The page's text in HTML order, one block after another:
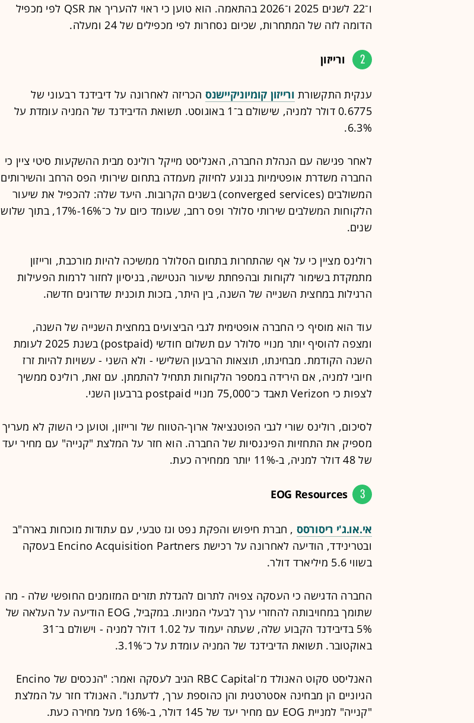
ו־22 לשנים 2025 ו־2026 בהתאמה. הוא טוען כי ראוי להעריך את QSR לפי מכפיל
הדומה לזה של המתחרות, שכיום נסחרות לפי מכפילים של 24 ומעלה.
2 ורייזון
ענקית התקשורת ורייזון קומיוניקיישנס הכריזה לאחרונה על דיבידנד רבעוני של
0.6775 דולר למניה, שישולם ב־1 באוגוסט. תשואת הדיבידנד של המניה עומדת על
6.3%.
לאחר פגישה עם הנהלת החברה, האנליסט מייקל רולינס מבית ההשקעות סיטי ציין כי
החברה משדרת אופטימיות בנוגע לחיזוק מעמדה בתחום שירותי הפס הרחב והשירותים
המשולבים (converged services) בשנים הקרובות. היעד שלה: להכפיל את שיעור
הלקוחות המשלבים שירותי סלולר ופס רחב, שעומד כיום על כ־16%-17%, בתוך שלוש
שנים.
רולינס מציין כי על אף שהתחרות בתחום הסלולר ממשיכה להיות מורכבת, ורייזון
מתמקדת בשימור לקוחות ובהפחתת שיעור הנטישה, בניסיון לחזור לרמות הפעילות
הרגילות במחצית השנייה של השנה, בין היתר, בזכות תוכנית שדרוגים חדשה.
עוד הוא מוסיף כי החברה אופטימית לגבי הביצועים במחצית השנייה של השנה,
ומצפה להוסיף יותר מנויי סלולר עם תשלום חודשי (postpaid) בשנת 2025 לעומת
השנה הקודמת. מבחינתו, תוצאות הרבעון השלישי - ולא השני - עשויות להיות זרז
חיובי למניה, אם הירידה במספר הלקוחות תתחיל להתמתן. עם זאת, רולינס ממשיך
לצפות כי Verizon תאבד כ־75,000 מנויי postpaid ברבעון השני.
לסיכום, רולינס שורי לגבי הפוטנציאל ארוך-הטווח של ורייזון, וטוען כי השוק לא מעריך
מספיק את התחזיות הפיננסיות של החברה. הוא חזר על המלצת "קנייה" עם מחיר יעד
של 48 דולר למניה, ב-11% יותר ממחירה כעת.
3
EOG Resources
אי.או.ג'י ריסורסס , חברת חיפוש והפקת נפט וגז טבעי, עם עתודות מוכחות בארה"ב
ובטרינידד, הודיעה לאחרונה על רכישת Encino Acquisition Partners בעסקה
בשווי 5.6 מיליארד דולר.
החברה הדגישה כי העסקה צפויה לתרום להגדלת תזרים המזומנים החופשי שלה - מה
שתומך במחויבותה להחזרי ערך לבעלי המניות. במקביל, EOG הודיעה על העלאה של
5% בדיבידנד הקבוע שלה, שעתה יעמוד על 1.02 דולר למניה - וישולם ב־31
באוקטובר. תשואת הדיבידנד של המניה עומדת על כ־3.1%.
האנליסט סקוט האנולד מ־RBC Capital הגיב לעסקה ואמר: "הנכסים של Encino
הגיוניים הן מבחינה אסטרטגית והן כהוספת ערך, לדעתנו". האנולד חזר על המלצת
"קנייה" למניית EOG עם מחיר יעד של 145 דולר, ב-16% מעל מחירה כעת.